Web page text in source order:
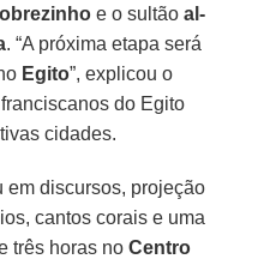
e o sultãoal-
. “A próxima etapa será
Egito”, explicou o
do Egito
cidades.
em discursos, projeção
cantos corais e uma
três horas noCentro